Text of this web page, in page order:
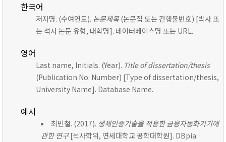
한국어
저자명. (수여연도). 논문제목(논문집 또는 간행물번호) [박사 또
는 석사 논문 유형, 대학명]. 데이터베이스명 또는 URL.
영어
Last name, Initials. (Year). Title of dissertation/thesis
(Publication No. Number) [Type of dissertation/thesis,
University Name]. Database Name.
예시
최민철. (2017). 생체인증기술을 적용한 금융자동화기기에
관한 연구[석사학위, 연세대학교 공학대학원]. DBpia.